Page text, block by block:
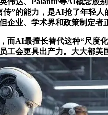
”的能力，是AI抢了年轻
企业、学术界和政策制定者
AI最擅长替代这种“尺度化
工会更具出产力。大大都